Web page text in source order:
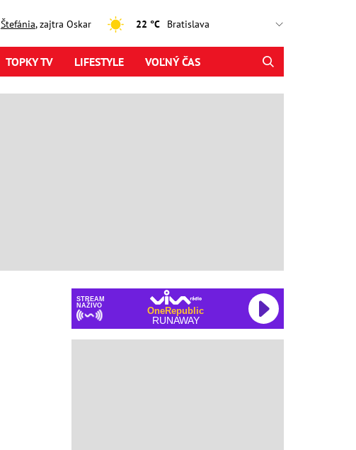
Štefánia, zajtra Oskar 22 °C
TOPKY TV LIFESTYLE VOĽNÝ ČAS
STREAM
NAŽIVO
OneRepublic
RUNAWAY